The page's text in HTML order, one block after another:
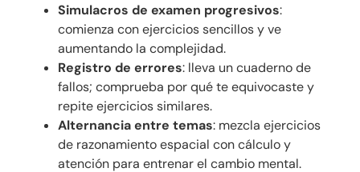
Simulacros de examen progresivos:
comienza con ejercicios sencillos y ve
aumentando la complejidad.
Registro de errores: lleva un cuaderno de
fallos; comprueba por qué te equivocaste y
repite ejercicios similares.
Alternancia entre temas: mezcla ejercicios
de razonamiento espacial con cálculo y
atención para entrenar el cambio mental.